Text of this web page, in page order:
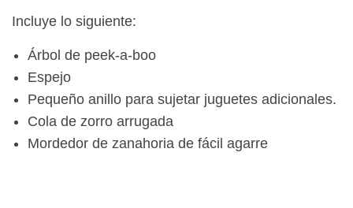
Incluye lo siguiente:
Árbol de peek-a-boo
Espejo
Pequeño anillo para sujetar juguetes adicionales.
Cola de zorro arrugada
Mordedor de zanahoria de fácil agarre